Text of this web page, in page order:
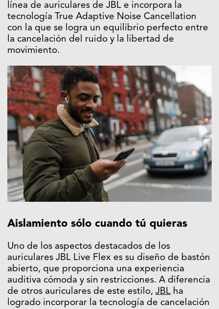
línea de auriculares de JBL e incorpora la
tecnología True Adaptive Noise Cancellation
con la que se logra un equilibrio perfecto entre
la cancelación del ruido y la libertad de
movimiento.
Aislamiento sólo cuando tú quieras
Uno de los aspectos destacados de los
auriculares JBL Live Flex es su diseño de bastón
abierto, que proporciona una experiencia
auditiva cómoda y sin restricciones. A diferencia
de otros auriculares de este estilo, JBL ha
logrado incorporar la tecnología de cancelación